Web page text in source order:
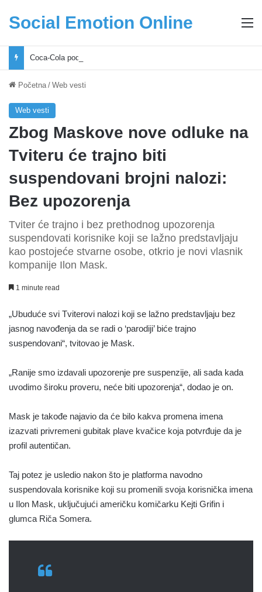
Social Emotion Online
Početna / Web vesti
Web vesti
Zbog Maskove nove odluke na
Tviteru će trajno biti
suspendovani brojni nalozi:
Bez upozorenja
Tviter će trajno i bez prethodnog upozorenja
suspendovati korisnike koji se lažno predstavljaju
kao postojeće stvarne osobe, otkrio je novi vlasnik
kompanije Ilon Mask.
1 minute read
„Ubuduće svi Tviterovi nalozi koji se lažno predstavljaju bez
jasnog navođenja da se radi o ‘parodiji’ biće trajno
suspendovani“, tvitovao je Mask.
„Ranije smo izdavali upozorenje pre suspenzije, ali sada kada
uvodimo široku proveru, neće biti upozorenja“, dodao je on.
Mask je takođe najavio da će bilo kakva promena imena
izazvati privremeni gubitak plave kvačice koja potvrđuje da je
profil autentičan.
Taj potez je usledio nakon što je platforma navodno
suspendovala korisnike koji su promenili svoja korisnička imena
u Ilon Mask, uključujući američku komičarku Kejti Grifin i
glumca Riča Somera.